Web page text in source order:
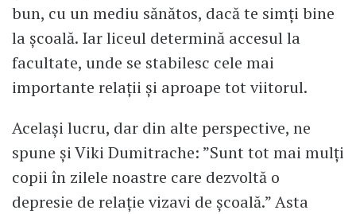
bun, cu un mediu sănătos, dacă te simți bine
la școală. Iar liceul determină accesul la
facultate, unde se stabilesc cele mai
importante relații și aproape tot viitorul.
Același lucru, dar din alte perspective, ne
spune și Viki Dumitrache: ”Sunt tot mai mulți
copii în zilele noastre care dezvoltă o
depresie de relație vizavi de școală.” Asta